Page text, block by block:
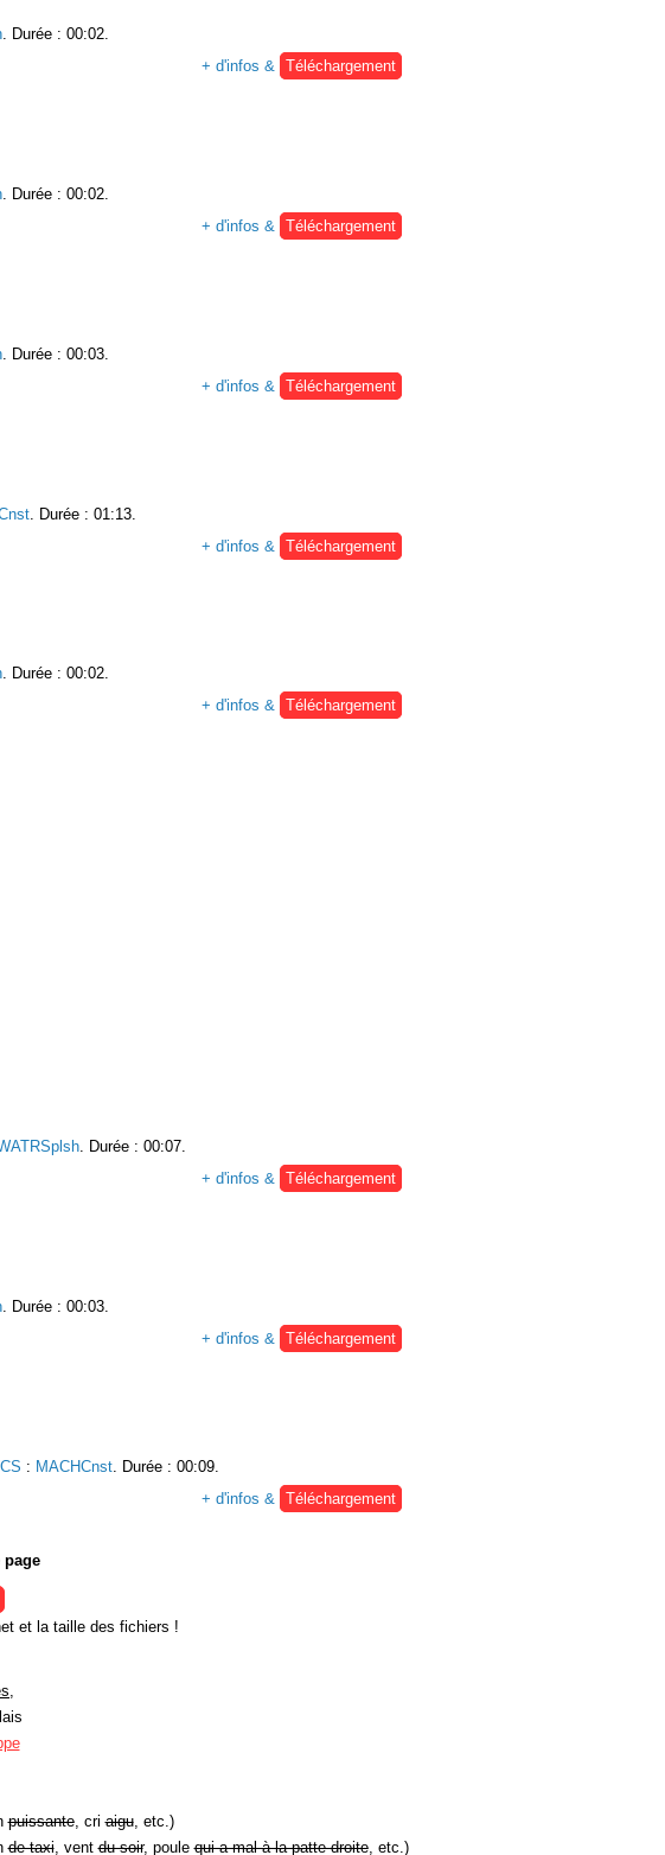
. Durée : 00:02.
+ d'infos & Téléchargement
. Durée : 00:02.
+ d'infos &
Téléchargement
. Durée : 00:03.
+ d'infos &
Téléchargement
. Durée : 01:13.
+ d'infos &
Téléchargement
. Durée : 00:02.
+ d'infos & Téléchargement
. Durée : 00:07.
+ d'infos & Téléchargement
. Durée : 00:03.
+ d'infos & Téléchargement
: MACHCnst . Durée : 00:09.
+ d'infos &
Téléchargement
page
et la taille des fichiers !
puissante, criaigu, etc.)
de taxi, ventdu soir, poulequi a mal à la patte droite, etc.)